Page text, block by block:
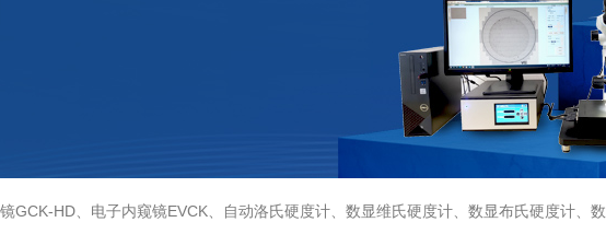
数显维氏硬度计、液晶自动淬火试验机CK-IV-2、倒置金相显微镜DMM-480C、透反射偏光显微镜XPF-550C、倒置生物显微镜XDS-800C、荧光显微镜DFM-66C、体视显微镜XTL-3400C、金相抛光机PG-2A、金相预磨机YM-2A、金相切割机QG-4A、金相镶嵌机XQ-1、自动金相磨抛机YMPZ-2、金相磨平机MPJ-25